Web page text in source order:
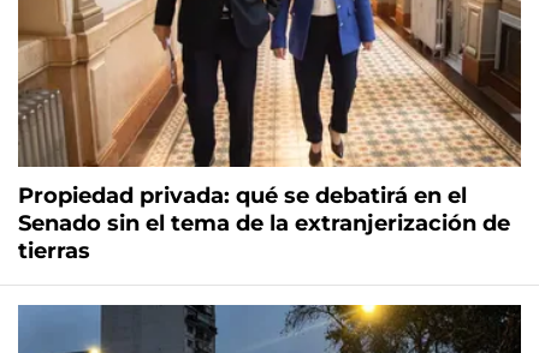
Propiedad privada: qué se debatirá en el
Senado sin el tema de la extranjerización de
tierras